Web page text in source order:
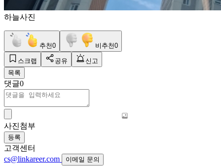
하늘사진
추천0 비추천0
스크랩 공유
신고
목록
댓글0
사진첨부
등록
고객센터
cs@linkareer.com
이메일 문의